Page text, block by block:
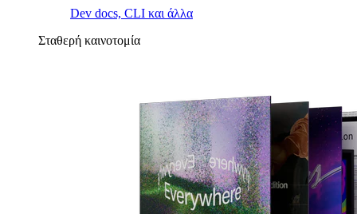
Dev docs, CLI και άλλα
Σταθερή καινοτομία